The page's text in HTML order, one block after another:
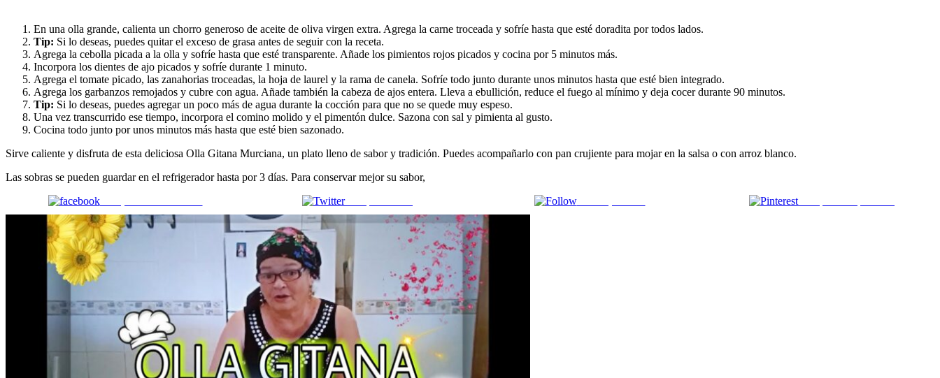
En una olla grande, calienta un chorro generoso de aceite de oliva virgen extra. Agrega la carne troceada y sofríe hasta que esté doradita por todos lados.
Tip: Si lo deseas, puedes quitar el exceso de grasa antes de seguir con la receta.
Agrega la cebolla picada a la olla y sofríe hasta que esté transparente. Añade los pimientos rojos picados y cocina por 5 minutos más.
Incorpora los dientes de ajo picados y sofríe durante 1 minuto.
Agrega el tomate picado, las zanahorias troceadas, la hoja de laurel y la rama de canela. Sofríe todo junto durante unos minutos hasta que esté bien integrado.
Agrega los garbanzos remojados y cubre con agua. Añade también la cabeza de ajos entera. Lleva a ebullición, reduce el fuego al mínimo y deja cocer durante 90 minutos.
Tip: Si lo deseas, puedes agregar un poco más de agua durante la cocción para que no se quede muy espeso.
Una vez transcurrido ese tiempo, incorpora el comino molido y el pimentón dulce. Sazona con sal y pimienta al gusto.
Cocina todo junto por unos minutos más hasta que esté bien sazonado.
Sirve caliente y disfruta de esta deliciosa Olla Gitana Murciana, un plato lleno de sabor y tradición. Puedes acompañarlo con pan crujiente para mojar en la salsa o con arroz blanco.
Las sobras se pueden guardar en el refrigerador hasta por 3 días. Para conservar mejor su sabor,
Comparte en Facebook
Comparte en X Enviar por mail Comparte en pinterest